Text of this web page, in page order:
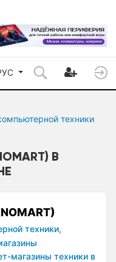
техники
В
техники,
магазины техники в